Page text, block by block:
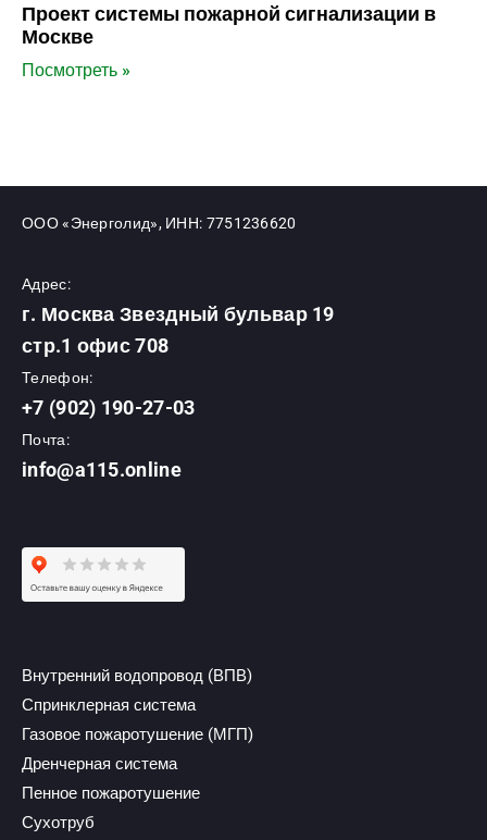
Проект системы пожарной сигнализации в
Москве
Посмотреть »
Внутренний водопровод (ВПВ)
Спринклерная система
Газовое пожаротушение (МГП)
Дренчерная система
Пенное пожаротушение
Сухотруб
ООО «Энерголид», ИНН: 7751236620
Адрес:
г. Москва Звездный бульвар 19
стр.1 офис 708
Телефон:
+7 (902) 190-27-03
Почта:
info@a115.online